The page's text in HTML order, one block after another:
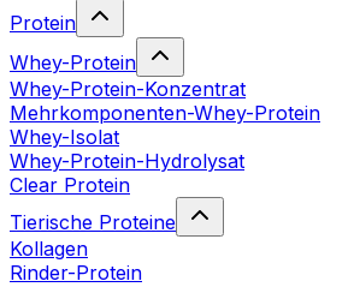
Protein
Whey-Protein
Whey-Protein-Konzentrat
Mehrkomponenten-Whey-Protein
Whey-Isolat
Whey-Protein-Hydrolysat
Clear Protein
Tierische Proteine
Kollagen
Rinder-Protein